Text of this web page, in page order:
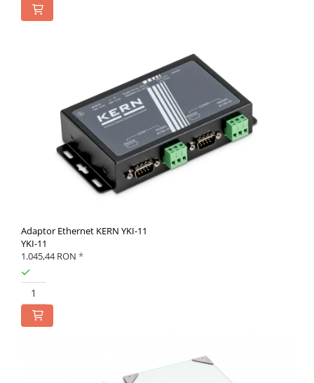
Adaptor Ethernet KERN YKI-11
YKI-11
1.045,44 RON *